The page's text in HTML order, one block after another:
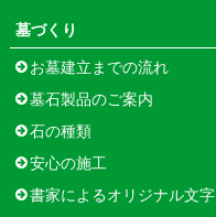
墓づくり
お墓建立までの流れ
墓石製品のご案内
石の種類
安心の施工
書家によるオリジナル文字